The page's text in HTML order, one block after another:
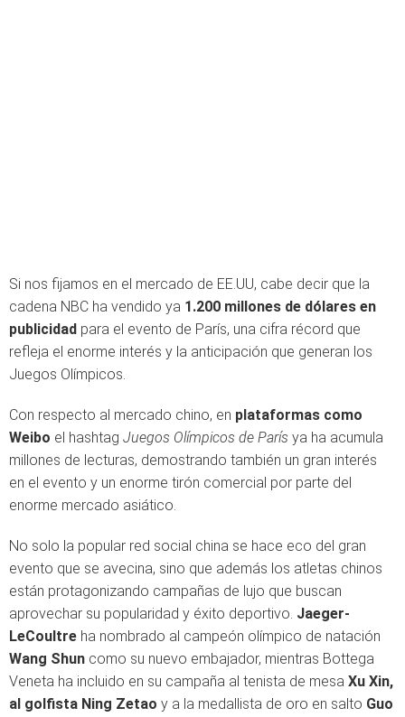
Si nos fijamos en el mercado de EE.UU, cabe decir que la
cadena NBC ha vendido ya 1.200 millones de dólares en
publicidad para el evento de París, una cifra récord que
refleja el enorme interés y la anticipación que generan los
Juegos Olímpicos.
Con respecto al mercado chino, en plataformas como
Weibo el hashtag Juegos Olímpicos de París ya ha acumula
millones de lecturas, demostrando también un gran interés
en el evento y un enorme tirón comercial por parte del
enorme mercado asiático.
No solo la popular red social china se hace eco del gran
evento que se avecina, sino que además los atletas chinos
están protagonizando campañas de lujo que buscan
aprovechar su popularidad y éxito deportivo. Jaeger-
LeCoultre ha nombrado al campeón olímpico de natación
Wang Shun como su nuevo embajador, mientras Bottega
Veneta ha incluido en su campaña al tenista de mesa Xu Xin,
al golfista Ning Zetao y a la medallista de oro en salto Guo